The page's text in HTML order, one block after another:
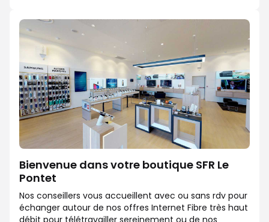
Bienvenue dans votre boutique SFR Le
Pontet
Nos conseillers vous accueillent avec ou sans rdv pour
échanger autour de nos offres Internet Fibre très haut
débit pour télétravailler sereinement ou de nos